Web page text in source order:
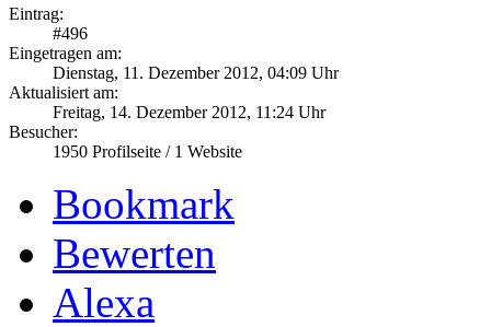
Eintrag:
#496
Eingetragen am:
Dienstag, 11. Dezember 2012, 04:09 Uhr
Aktualisiert am:
Freitag, 14. Dezember 2012, 11:24 Uhr
Besucher:
1950 Profilseite / 1 Website
Bookmark
Bewerten
Alexa